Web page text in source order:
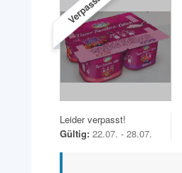
Verpasst!
Leider verpasst!
Gültig: 22.07. - 28.07.